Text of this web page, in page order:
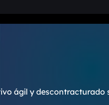
ágil y